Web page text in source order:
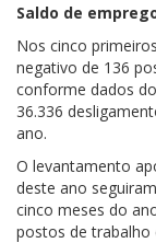
Saldo de
Nos cinco
negativo de 136
conforme dados
36.336
ano.
O levantamento
deste ano
cinco meses do
postos de trabalho